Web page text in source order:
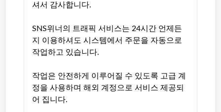
셔서 감사합니다.
SNS위너의 트래픽 서비스는 24시간 언제든
지 이용하셔도 시스템에서 주문을 자동으로
작업하고 있습니다.
작업은 안전하게 이루어질 수 있도록 고급 계
정을 사용하며 해외 계정으로 서비스 제공되
어 집니다.